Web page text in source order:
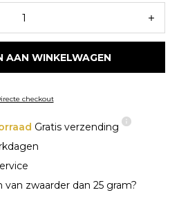
AAN WINKELWAGEN
checkout
Gratis verzending
van zwaarder dan 25 gram?